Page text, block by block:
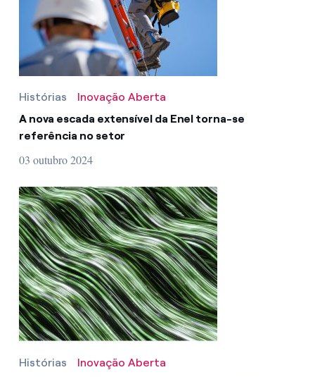
Histórias
Inovação Aberta
A nova escada extensível da Enel torna-se
referência no setor
03 outubro 2024
Histórias
Inovação Aberta